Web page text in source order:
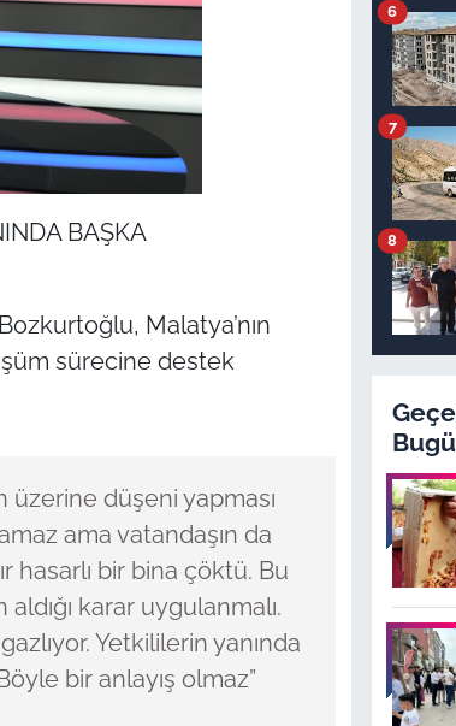
BAŞKA
Malatya’nın
sürecine destek
üzerine düşeni yapması
ama vatandaşın da
hasarlı bir bina çöktü. Bu
karar uygulanmalı.
Yetkililerin yanında
bir anlayış olmaz”
6
7
8